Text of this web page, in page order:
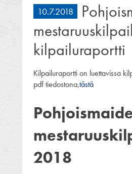
10.7.2018
kilpailuraportti
Kilpailuraportti on luettavissa
pdf tiedostona,tästä
2018